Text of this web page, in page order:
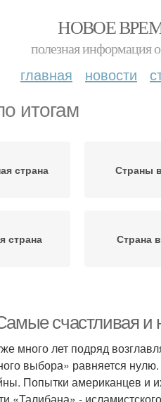
НОВОЕ
полезная информация
главная новости
итогам
страна Страны
страна Страна
страна
счастливая и
много лет подряд
выбора» равняется
Попытки американцев и